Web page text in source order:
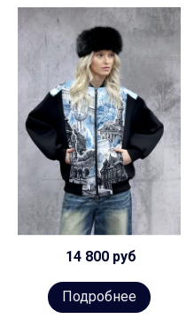
14 800 руб
Подробнее